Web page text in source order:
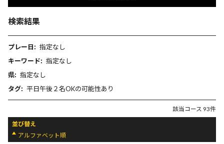
検索結果
プレー日: 指定なし
キーワード: 指定なし
県: 指定なし
タグ: 平日午後２名OKの可能性あり
該当コース 93件
並び替え
アルファベット順